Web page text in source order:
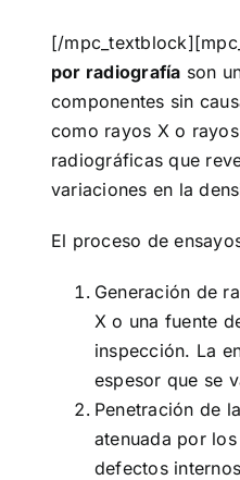
[/
por radiografía son
componentes sin
como rayos X o
radiográficas que
variaciones en la
El proceso de
Generación de
X o una fuente
inspección. La
espesor que se
Penetración de
atenuada por
defectos